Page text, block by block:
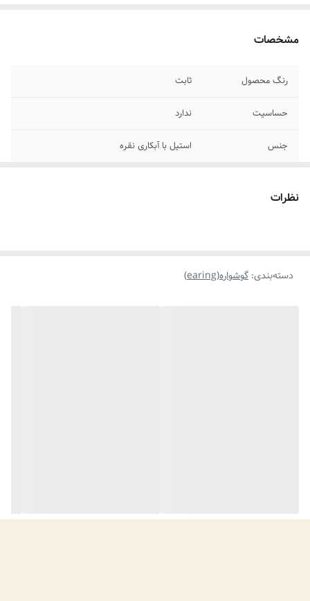
مشخصات
رنگ محصول ثابت
حساسیت ندارد
جنس استیل با آبکاری نقره
نظرات
دسته‌بندی: گوشواره(earing)